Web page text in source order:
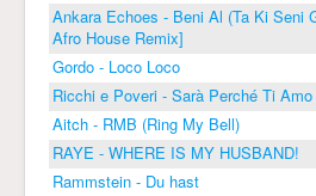
Ankara Echoes - Beni Al (Ta Ki Seni
Afro House Remix]
Gordo - Loco Loco
Ricchi e Poveri - Sarà Perché Ti Amo
Aitch - RMB (Ring My Bell)
RAYE - WHERE IS MY HUSBAND!
Rammstein - Du hast